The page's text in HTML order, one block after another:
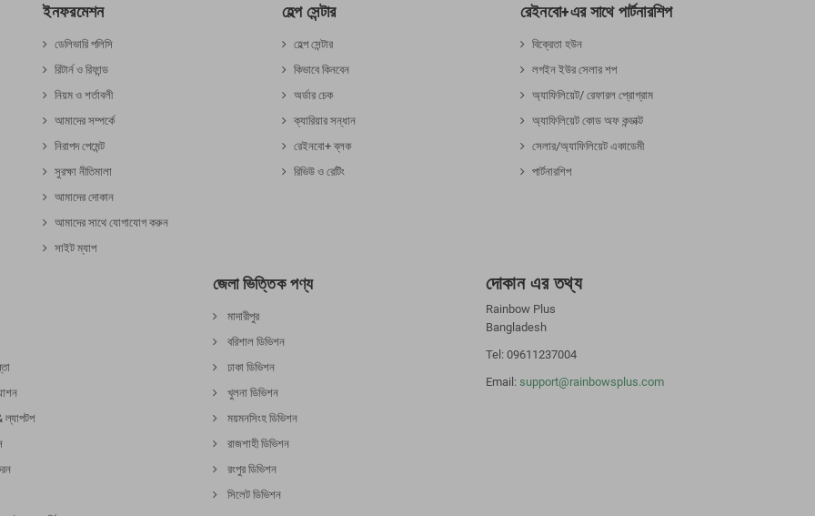
ইনফরমেশন
ডেলিভারি পলিসি
রিটার্ন ও রিফান্ড
নিয়ম ও শর্তাবলী
আমাদের সম্পর্কে
নিরাপদ পেমেন্ট
সুরক্ষা নীতিমালা
আমাদের দোকান
আমাদের সাথে যোগাযোগ করুন
সাইট ম্যাপ
হেল্প সেন্টার
হেল্প সেন্টার
কিভাবে কিনবেন
অর্ডার চেক
ক্যারিয়ার সন্ধান
রেইনবো+ ব্লক
রিভিউ ও রেটিং
রেইনবো+এর সাথে পার্টনারশিপ
বিক্রেতা হউন
লগইন ইউর সেলার শপ
অ্যাফিলিয়েট/ রেফারল প্রোগ্রাম
অ্যাফিলিয়েট কোড অফ কন্ডাক্ট
সেলার/অ্যাফিলিয়েট একাডেমী
পার্টনারশিপ
ল্যাপটপ
জেলা ভিত্তিক পণ্য
মাদারীপুর
বরিশাল ডিভিশন
ঢাকা ডিভিশন
খুলনা ডিভিশন
ময়মনসিংহ ডিভিশন
রাজশাহী ডিভিশন
রংপুর ডিভিশন
সিলেট ডিভিশন
দোকান এর তথ্য
Rainbow Plus
Bangladesh
Tel: 09611237004
Email: support@rainbowsplus.com